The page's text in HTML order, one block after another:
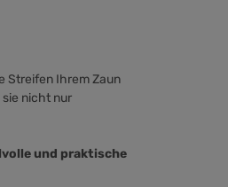
Streifen Ihrem Zaun
sie nicht nur
und praktische